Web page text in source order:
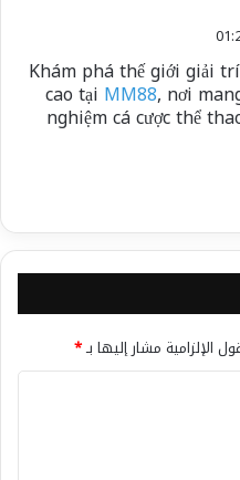
Khám phá thế giới giải
cao tại MM88, nơi
nghiệm cá cược thể
الإلزامية مشار إليها بـ*